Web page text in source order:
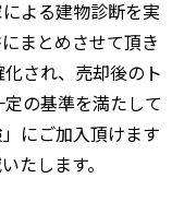
よる建物診断を実
まとめさせて頂き
され、売却後のト
の基準を満たして
にご加入頂けます
たします。